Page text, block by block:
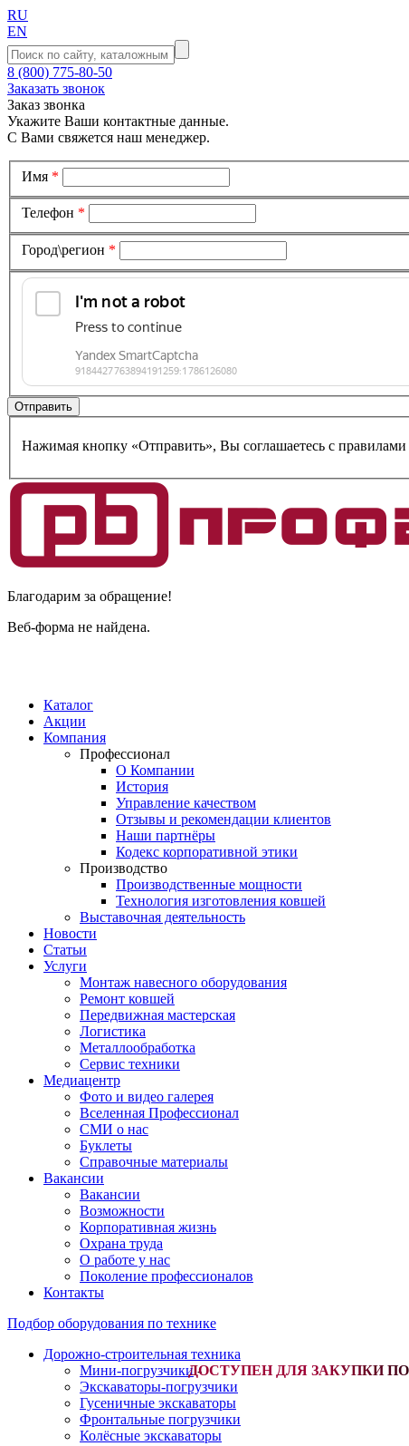
RU
EN
8 (800) 775-80-50
Заказать звонок
Заказ звонка
Укажите Ваши контактные данные.
С Вами свяжется наш менеджер.
Имя *
Телефон *
Город\регион *
Нажимая кнопку «Отправить», Вы соглашаетесь c правилами
Благодарим за обращение!
Веб-форма не найдена.
Каталог
Акции
Компания
Профессионал
О Компании
История
Управление качеством
Отзывы и рекомендации клиентов
Наши партнёры
Кодекс корпоративной этики
Производство
Производственные мощности
Технология изготовления ковшей
Выставочная деятельность
Новости
Статьи
Услуги
Монтаж навесного оборудования
Ремонт ковшей
Передвижная мастерская
Логистика
Металлообработка
Сервис техники
Медиацентр
Фото и видео галерея
Вселенная Профессионал
СМИ о нас
Буклеты
Справочные материалы
Вакансии
Вакансии
Возможности
Корпоративная жизнь
Охрана труда
О работе у нас
Поколение профессионалов
Контакты
Подбор оборудования по технике
Дорожно-строительная техника
Мини-погрузчики-
Экскаваторы-погрузчики
Гусеничные экскаваторы
Фронтальные погрузчики
Колёсные экскаваторы